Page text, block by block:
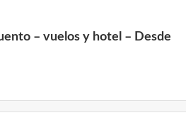
– vuelos y hotel – Desde